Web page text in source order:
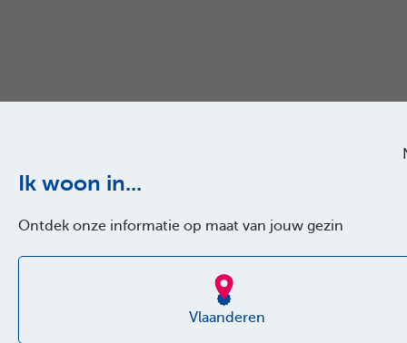
Ik woon in...
Ontdek onze informatie op maat van jouw gezin
Vlaanderen